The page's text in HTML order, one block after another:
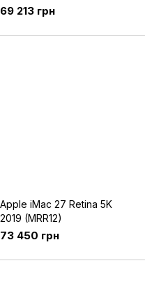
(Z0VX0003M)
69 213 грн
Apple iMac 27 Retina 5K
2019 (MRR12)
73 450 грн